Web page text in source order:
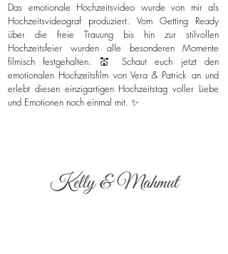
Das emotionale Hochzeitsvideo wurde von mir als
Hochzeitsvideograf produziert. Vom Getting Ready
über die freie Trauung bis hin zur stilvollen
Hochzeitsfeier wurden alle besonderen Momente
filmisch festgehalten. 💒 Schaut euch jetzt den
emotionalen Hochzeitsfilm von Vera & Patrick an und
erlebt diesen einzigartigen Hochzeitstag voller Liebe
und Emotionen noch einmal mit. ✨
Kelly & Mahmut